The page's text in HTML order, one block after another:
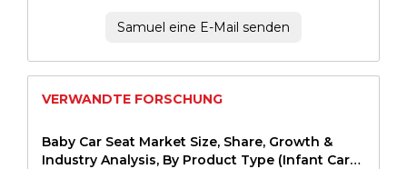
Samuel eine E-Mail senden
VERWANDTE FORSCHUNG
Baby Car Seat Market Size, Share, Growth &
Industry Analysis, By Product Type (Infant Car